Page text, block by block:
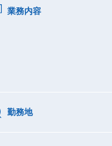
業務内容
勤務地